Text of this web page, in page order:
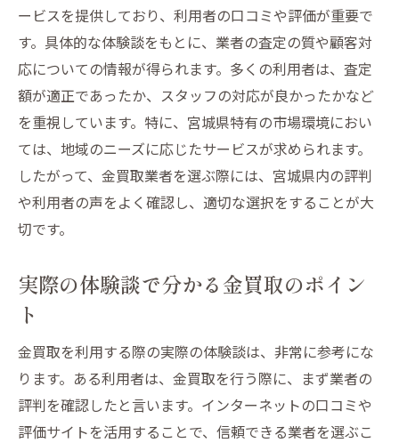
ービスを提供しており、利用者の口コミや評価が重要で
す。具体的な体験談をもとに、業者の査定の質や顧客対
応についての情報が得られます。多くの利用者は、査定
額が適正であったか、スタッフの対応が良かったかなど
を重視しています。特に、宮城県特有の市場環境におい
ては、地域のニーズに応じたサービスが求められます。
したがって、金買取業者を選ぶ際には、宮城県内の評判
や利用者の声をよく確認し、適切な選択をすることが大
切です。
実際の体験談で分かる金買取のポイン
ト
金買取を利用する際の実際の体験談は、非常に参考にな
ります。ある利用者は、金買取を行う際に、まず業者の
評判を確認したと言います。インターネットの口コミや
評価サイトを活用することで、信頼できる業者を選ぶこ